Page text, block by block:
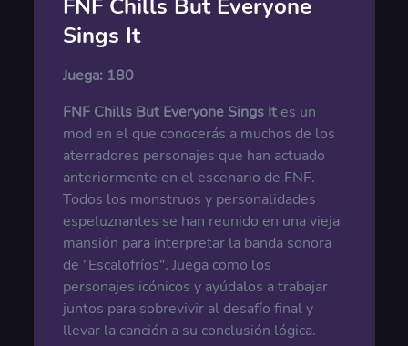
FNF Chills But Everyone
Sings It
Juega: 180
FNF Chills But Everyone Sings Ites un
mod en el que conocerás a muchos de los
aterradores personajes que han actuado
anteriormente en el escenario de FNF.
Todos los monstruos y personalidades
espeluznantes se han reunido en una vieja
mansión para interpretar la banda sonora
de "Escalofríos". Juega como los
personajes icónicos y ayúdalos a trabajar
juntos para sobrevivir al desafío final y
llevar la canción a su conclusión lógica.